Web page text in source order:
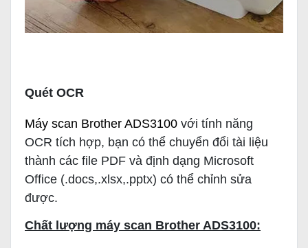
Quét OCR
Máy scan Brother ADS3100 với tính năng
OCR tích hợp, bạn có thể chuyển đổi tài liệu
thành các file PDF và định dạng Microsoft
Office (.docs,.xlsx,.pptx) có thể chỉnh sửa
được.
Chất lượng máy scan Brother ADS3100: